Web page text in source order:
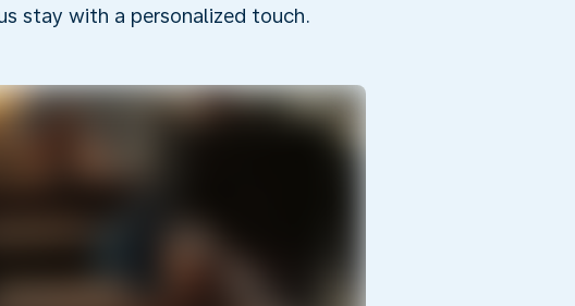
stay with a personalized touch.